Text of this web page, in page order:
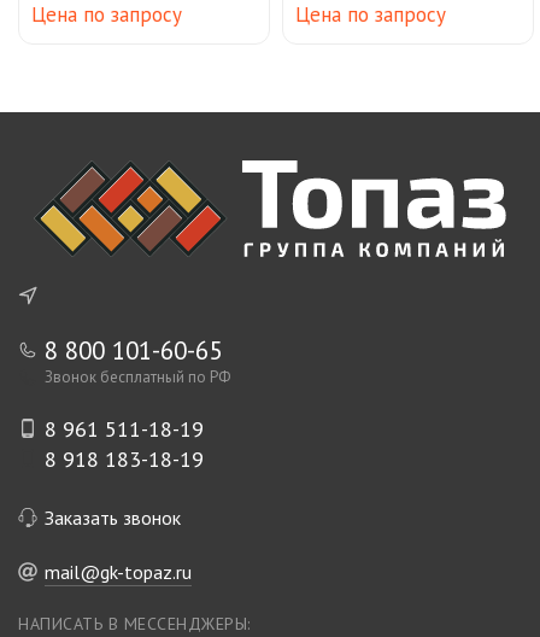
Цена по запросу Цена по запросу
8 800 101-60-65
Звонок бесплатный по РФ
8 961 511-18-19
8 918 183-18-19
Заказать звонок
mail@gk-topaz.ru
НАПИСАТЬ В МЕССЕНДЖЕРЫ: